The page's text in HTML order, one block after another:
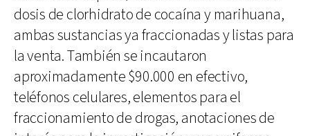
dosis de clorhidrato de cocaína y marihuana,
ambas sustancias ya fraccionadas y listas para
la venta. También se incautaron
aproximadamente $90.000 en efectivo,
teléfonos celulares, elementos para el
fraccionamiento de drogas, anotaciones de